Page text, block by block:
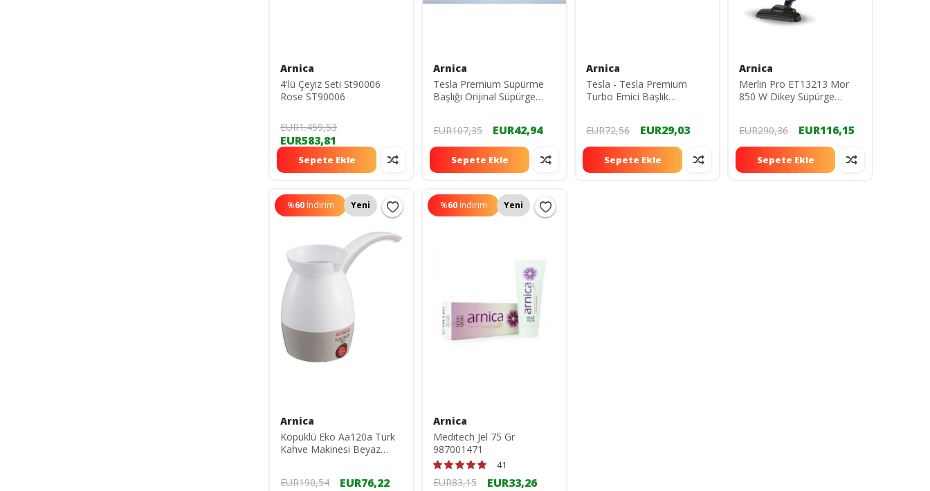
Arnica
4'lü Çeyiz Seti St90006
Rose ST90006
EUR1.459,53
EUR583,81
Sepete Ekle
Arnica
Tesla Premium Süpürme
Başlığı Orijinal Süpürge
EUR107,35
EUR42,94
Sepete Ekle
Arnica
Tesla - Tesla Premium
Turbo Emici Başlık
EUR72,56
EUR29,03
Sepete Ekle
Arnica
Merlin Pro ET13213 Mor
850 W Dikey Süpürge
EUR290,36
EUR116,15
Sepete Ekle
%60 İndirim Yeni
Arnica
Köpüklü Eko Aa120a Türk
Kahve Makinesi Beyaz
EUR190,54
EUR76,22
%60 İndirim Yeni
Arnica
Meditech Jel 75 Gr
987001471
41
EUR83,15 EUR33,26